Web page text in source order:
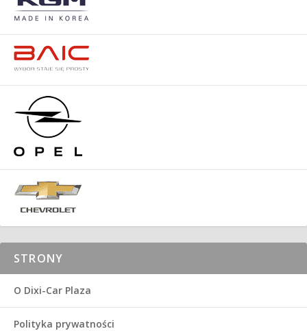
STRONY
O Dixi-Car Plaza
Polityka prywatności